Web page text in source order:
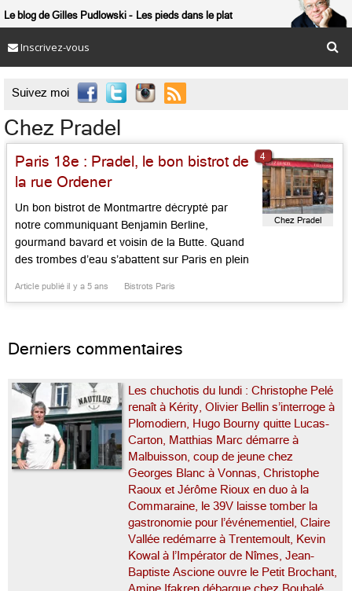
Le blog de Gilles Pudlowski Les pieds dans le plat
Inscrivez-vous
Suivez moi 
Chez Pradel
Paris 18e : Pradel, le bon bistrot de
la rue Ordener
Un bon bistrot de Montmartre décrypté par
notre communiquant Benjamin Berline,
gourmand bavard et voisin de la Butte. Quand
des trombes d’eau s’abattent sur Paris en plein
18e, apparaît comme un refuge. Avec sa
Article publié il y a 5 ans Bistrots Paris
Chez Pradel
4
Derniers commentaires
Les chuchotis du lundi : Christophe Pelé
renaît à Kérity, Olivier Bellin s’interroge à
Plomodiern, Hugo Bourny quitte Lucas-
Carton, Matthias Marc démarre à
Malbuisson, coup de jeune chez
Georges Blanc à Vonnas, Christophe
Raoux et Jérôme Rioux en duo à la
Commaraine, le 39V laisse tomber la
gastronomie pour l’événementiel, Claire
Vallée redémarre à Trentemoult, Kevin
Kowal à l’Impérator de Nîmes, Jean-
Baptiste Ascione ouvre le Petit Brochant,